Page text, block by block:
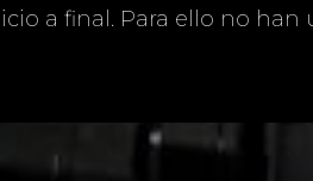
a final. Para ello no han